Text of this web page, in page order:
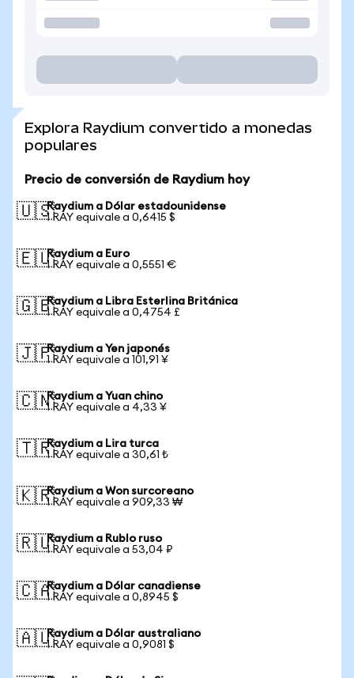
Explora Raydium convertido a monedas
populares
Precio de conversión de Raydium hoy
🇺🇸Raydium a Dólar estadounidense
1 RAY equivale a 0,6415 $
🇪🇺Raydium a Euro
1 RAY equivale a 0,5551 €
🇬🇧Raydium a Libra Esterlina Británica
1 RAY equivale a 0,4754 £
🇯🇵Raydium a Yen japonés
1 RAY equivale a 101,91 ¥
🇨🇳Raydium a Yuan chino
1 RAY equivale a 4,33 ¥
🇹🇷Raydium a Lira turca
1 RAY equivale a 30,61 ₺
🇰🇷Raydium a Won surcoreano
1 RAY equivale a 909,33 ₩
🇷🇺Raydium a Rublo ruso
1 RAY equivale a 53,04 ₽
🇨🇦Raydium a Dólar canadiense
1 RAY equivale a 0,8945 $
🇦🇺Raydium a Dólar australiano
1 RAY equivale a 0,9081 $